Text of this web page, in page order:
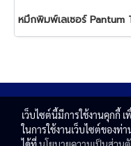
เว็บไซต์นี้มีการใช้งานคุกกี้
ในการใช้งานเว็บไซต์ของท่